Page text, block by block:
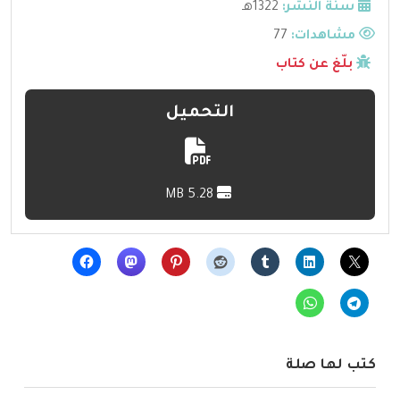
سنة النشر: 1322هـ
مشاهدات:
بلّغ عن كتاب
التحميل
كتب لها صلة